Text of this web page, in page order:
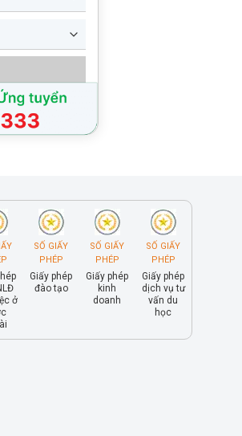
ở
SỐ GIẤY
PHÉP
Giấy phép
đào tạo
SỐ GIẤY
PHÉP
Giấy phép
kinh
doanh
SỐ GIẤY
PHÉP
Giấy phép
dịch vụ tư
vấn du
học